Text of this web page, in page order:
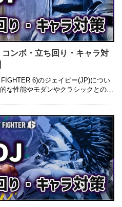
コンボ・立ち回り・キャラ対
6)のジェイピー(JP)につい
な性能やモダンやクラシックとの違